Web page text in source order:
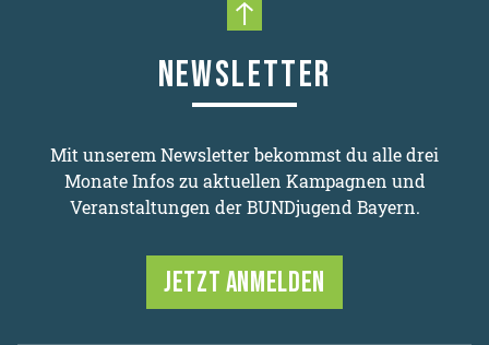
Nach oben scrollen
NEWSLETTER
Mit unserem Newsletter bekommst du alle drei
Monate Infos zu aktuellen Kampagnen und
Veranstaltungen der BUNDjugend Bayern.
JETZT ANMELDEN